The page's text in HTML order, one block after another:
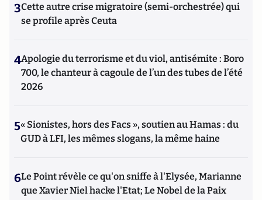
3Cette autre crise migratoire (semi-orchestrée) qui
se profile après Ceuta
4Apologie du terrorisme et du viol, antisémite : Boro
700, le chanteur à cagoule de l’un des tubes de l’été
2026
5« Sionistes, hors des Facs », soutien au Hamas : du
GUD à LFI, les mêmes slogans, la même haine
6Le Point révèle ce qu'on sniffe à l'Elysée, Marianne
que Xavier Niel hacke l'Etat; Le Nobel de la Paix